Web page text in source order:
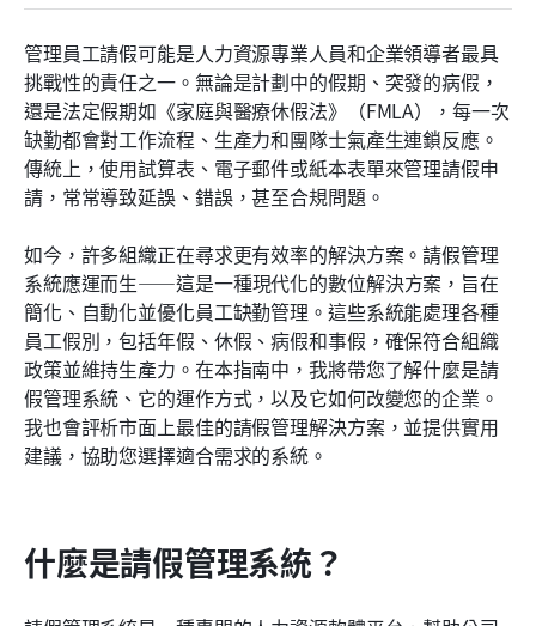
管理員工請假可能是人力資源專業人員和企業領導者最具
挑戰性的責任之一。無論是計劃中的假期、突發的病假，
還是法定假期如《家庭與醫療休假法》（FMLA），每一次
缺勤都會對工作流程、生產力和團隊士氣產生連鎖反應。
傳統上，使用試算表、電子郵件或紙本表單來管理請假申
請，常常導致延誤、錯誤，甚至合規問題。
如今，許多組織正在尋求更有效率的解決方案。請假管理
系統應運而生——這是一種現代化的數位解決方案，旨在
簡化、自動化並優化員工缺勤管理。這些系統能處理各種
員工假別，包括年假、休假、病假和事假，確保符合組織
政策並維持生產力。在本指南中，我將帶您了解什麼是請
假管理系統、它的運作方式，以及它如何改變您的企業。
我也會評析市面上最佳的請假管理解決方案，並提供實用
建議，協助您選擇適合需求的系統。
什麼是請假管理系統？
請注意離職管理系統的哪些方面
五大最佳請假管理系統
如何實施請假管理系統
計算休假管理系統效益的方法
常見問題
結論
相關閱讀